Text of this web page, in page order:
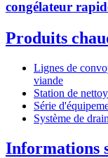
congélateur
Produits
Lignes de
viande
Station de
Série
Système de
Informations